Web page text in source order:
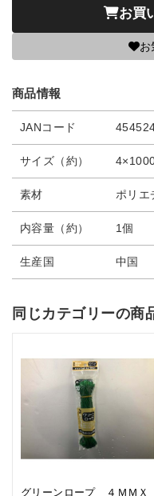
お買
お
商品情報
JANコード
サイズ（約）
素材 ポリエ
内容量（約） 1個
生産国 中国
同じカテゴリーの商
グリーンロープ ４ＭＭＸ